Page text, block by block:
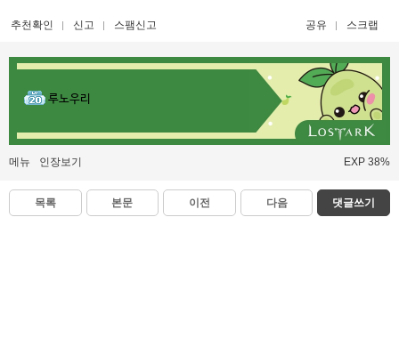
추천확인 신고 스팸신고 공유 스크랩
루노우리
메뉴 인장보기 EXP 38%
목록 본문 이전 다음 댓글쓰기